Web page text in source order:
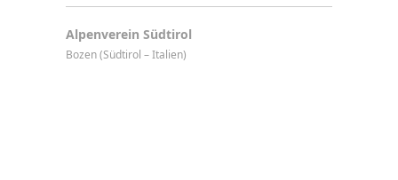
Alpenverein Südtirol
Bozen (Südtirol – Italien)